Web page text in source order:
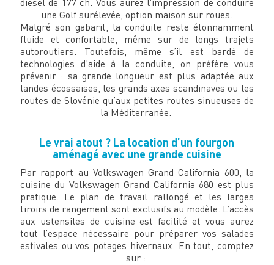
diesel de 177 ch. Vous aurez l’impression de conduire
une Golf surélevée, option maison sur roues.
Malgré son gabarit, la conduite reste étonnamment
fluide et confortable, même sur de longs trajets
autoroutiers. Toutefois, même s’il est bardé de
technologies d’aide à la conduite, on préfère vous
prévenir : sa grande longueur est plus adaptée aux
landes écossaises, les grands axes scandinaves ou les
routes de Slovénie qu’aux petites routes sinueuses de
la Méditerranée.
Le vrai atout ? La location d’un fourgon
aménagé avec une grande cuisine
Par rapport au Volkswagen Grand California 600, la
cuisine du Volkswagen Grand California 680 est plus
pratique. Le plan de travail rallongé et les larges
tiroirs de rangement sont exclusifs au modèle. L’accès
aux ustensiles de cuisine est facilité et vous aurez
tout l’espace nécessaire pour préparer vos salades
estivales ou vos potages hivernaux. En tout, comptez
sur :